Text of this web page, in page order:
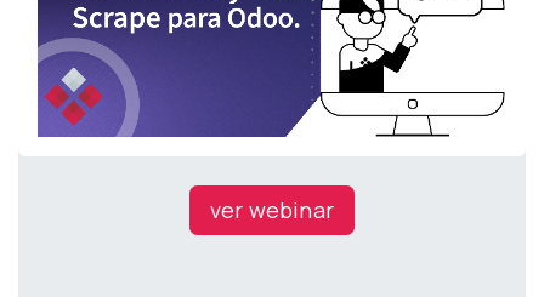
ver webinar